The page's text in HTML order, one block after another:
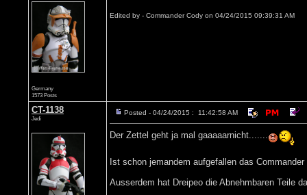
Germany
1573 Posts
Edited by - Commander Cody on 04/24/2015 09:39:31 AM
CT-1138
Jedi
Posted - 04/24/2015 : 11:42:58 AM
Der Zettel geht ja mal gaaaaarnicht.......
Ist schon jemandem aufgefallen das
Ausserdem hat Dreipeo die Abnehmbaren Teile